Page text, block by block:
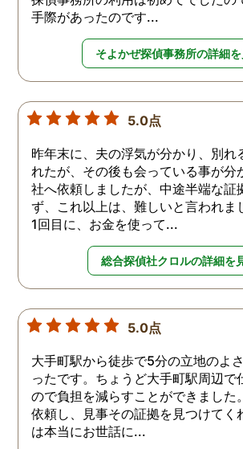
手際があったのです...
そよかぜ探偵事務所の詳細
5.0点
昨年末に、夫の浮気が分かり、別れ
れたが、その後も会っている事が分
社へ依頼しましたが、中途半端な証
ず、これ以上は、難しいと言われま
1回目に、お金を使って...
総合探偵社クロルの詳細を
5.0点
大手町駅から徒歩で5分の立地のよ
ったです。ちょうど大手町駅周辺で
ので負担を減らすことができました
依頼し、見事その証拠を見つけてく
は本当にお世話に...